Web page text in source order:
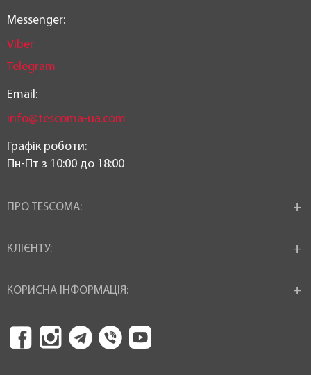
Messenger:
Viber
Telegram
Email:
info@tescoma-ua.com
Графік роботи:
Пн-Пт з 10:00 до 18:00
ПРО TESCOMA:
КЛІЄНТУ:
КОРИСНА ІНФОРМАЦІЯ: